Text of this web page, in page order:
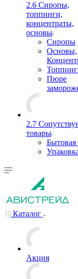
2.6 Сиропы,
топпинги,
концентраты,
основы
Сиропы
Основы,
Пюре
2.7
товары
Каталог
Акция